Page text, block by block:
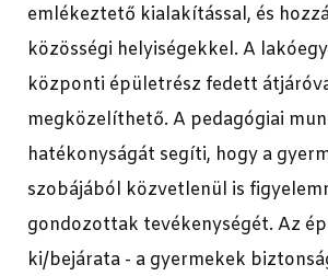
emlékeztető kialakítással, és
közösségi helyiségekkel. A
központi épületrész fedett
megközelíthető. A pedagógiai
hatékonyságát segíti, hogy a
szobájából közvetlenül is
gondozottak tevékenységét. Az
ki/bejárata - a gyermekek